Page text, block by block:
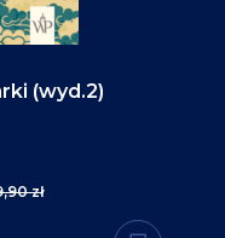
(wyd.2)
zł